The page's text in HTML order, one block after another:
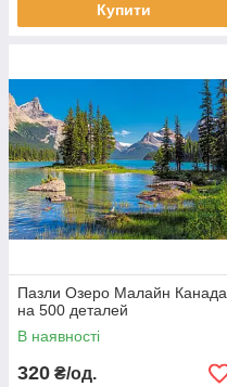
Купити
Пазли Озеро Малайн Канада
на 500 деталей
В наявності
320 ₴/од.